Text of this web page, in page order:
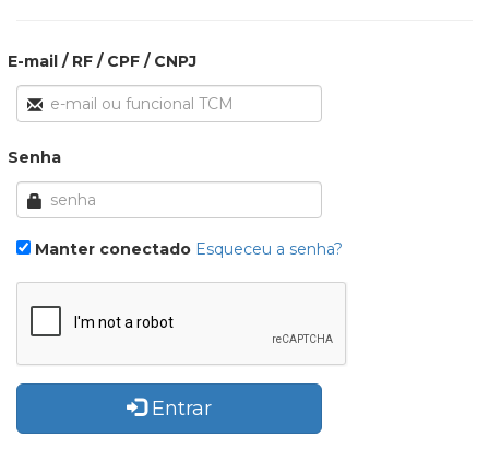
E-mail / RF / CPF / CNPJ
Senha
Manter conectado Esqueceu a senha?
Entrar